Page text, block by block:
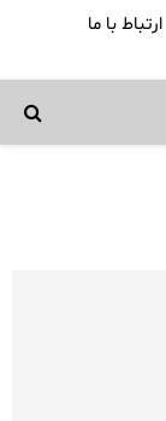
ارتباط با ما